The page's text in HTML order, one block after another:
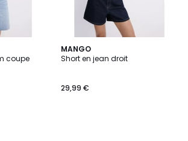
coupe
MANGO
Short en jean droit
29,99 €